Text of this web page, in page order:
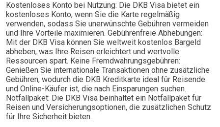
Kostenloses Konto bei Nutzung: Die DKB Visa bietet ein
kostenloses Konto, wenn Sie die Karte regelmäßig
verwenden, sodass Sie unerwünschte Gebühren vermeiden
und Ihre Vorteile maximieren. Gebührenfreie Abhebungen:
Mit der DKB Visa können Sie weltweit kostenlos Bargeld
abheben, was Ihre Reisen erleichtert und wertvolle
Ressourcen spart. Keine Fremdwährungsgebühren:
Genießen Sie internationale Transaktionen ohne zusätzliche
Gebühren, wodurch die DKB Kreditkarte ideal für Reisende
und Online-Käufer ist, die nach Einsparungen suchen.
Notfallpaket: Die DKB Visa beinhaltet ein Notfallpaket für
Reisen und Versicherungsoptionen, die zusätzlichen Schutz
für Ihre Sicherheit bieten.